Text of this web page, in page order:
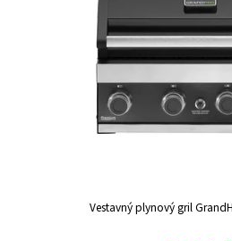
Vestavný plynový gril